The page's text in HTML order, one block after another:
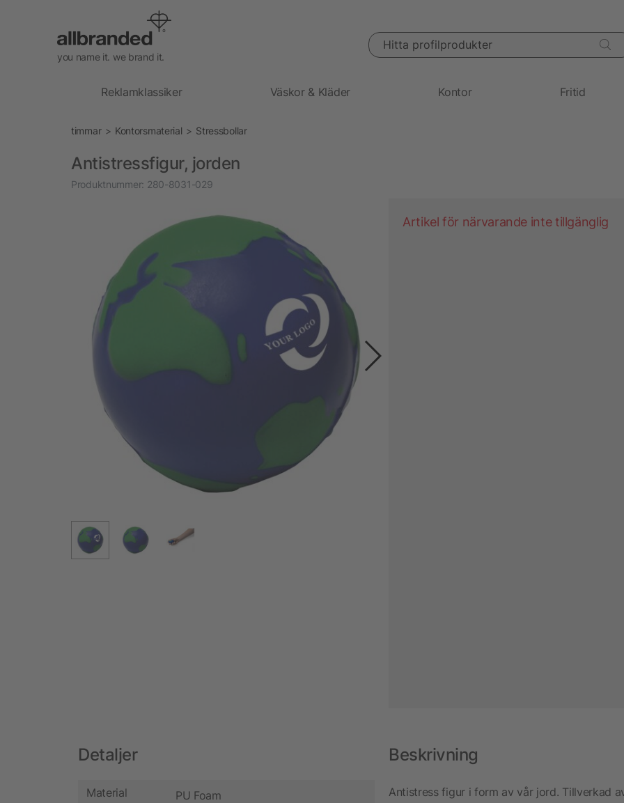
you name it. we brand it.
Hitta profilprodukter
Reklamklassiker Väskor & Kläder Kontor Fritid
timmar Kontorsmaterial Stressbollar
Antistressfigur, jorden
Produktnummer: 280-8031-029
Artikel för närvarande inte tillgänglig
Detaljer
Material PU Foam
Beskrivning
Antistress figur i form av vår jord. Tillverkad